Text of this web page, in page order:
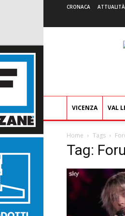
CRONACA ATTUALITÀ
VICENZA VAL
Home Tags
Tag: